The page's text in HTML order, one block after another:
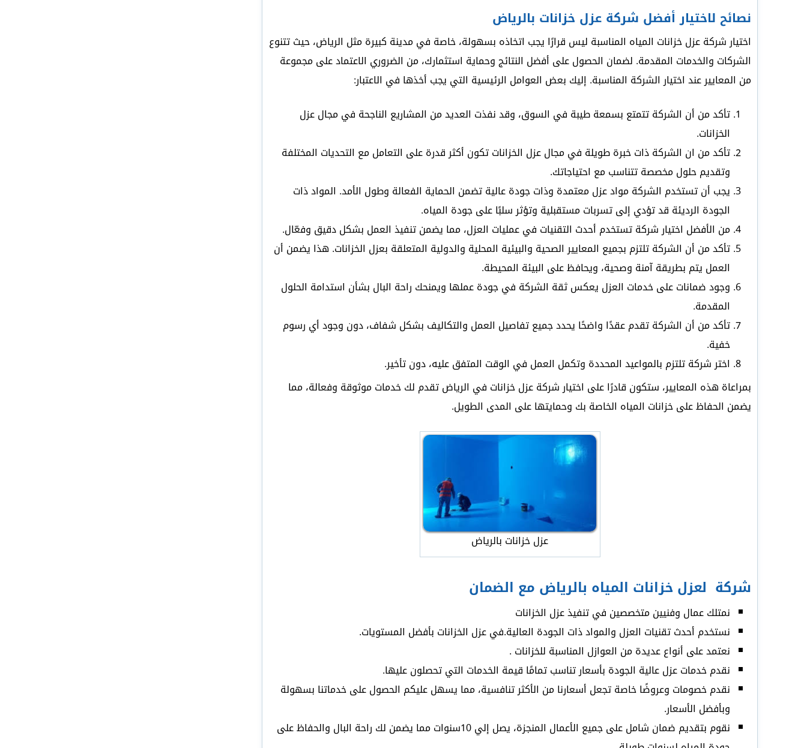
نصائح لاختيار أفضل شركة عزل خزانات بالرياض
اختيار شركة عزل خزانات المياه المناسبة ليس قرارًا يجب اتخاذه بسهولة، خاصة في مدينة كبيرة مثل الرياض، حيث تتنوع
الشركات والخدمات المقدمة. لضمان الحصول على أفضل النتائج وحماية استثمارك، من الضروري الاعتماد على مجموعة
من المعايير عند اختيار الشركة المناسبة. إليك بعض العوامل الرئيسية التي يجب أخذها في الاعتبار:
تأكد من أن الشركة تتمتع بسمعة طيبة في السوق، وقد نفذت العديد من المشاريع الناجحة في مجال عزل
الخزانات.
تأكد من ان الشركة ذات خبرة طويلة في مجال عزل الخزانات تكون أكثر قدرة على التعامل مع التحديات المختلفة
وتقديم حلول مخصصة تتناسب مع احتياجاتك.
يجب أن تستخدم الشركة مواد عزل معتمدة وذات جودة عالية تضمن الحماية الفعالة وطول الأمد. المواد ذات
الجودة الرديئة قد تؤدي إلى تسربات مستقبلية وتؤثر سلبًا على جودة المياه.
من الأفضل اختيار شركة تستخدم أحدث التقنيات في عمليات العزل، مما يضمن تنفيذ العمل بشكل دقيق وفعّال.
تأكد من أن الشركة تلتزم بجميع المعايير الصحية والبيئية المحلية والدولية المتعلقة بعزل الخزانات. هذا يضمن أن
العمل يتم بطريقة آمنة وصحية، ويحافظ على البيئة المحيطة.
وجود ضمانات على خدمات العزل يعكس ثقة الشركة في جودة عملها ويمنحك راحة البال بشأن استدامة الحلول
المقدمة.
تأكد من أن الشركة تقدم عقدًا واضحًا يحدد جميع تفاصيل العمل والتكاليف بشكل شفاف، دون وجود أي رسوم
خفية.
اختر شركة تلتزم بالمواعيد المحددة وتكمل العمل في الوقت المتفق عليه، دون تأخير.
بمراعاة هذه المعايير، ستكون قادرًا على اختيار شركة عزل خزانات في الرياض تقدم لك خدمات موثوقة وفعالة، مما
يضمن الحفاظ على خزانات المياه الخاصة بك وحمايتها على المدى الطويل.
عزل خزانات بالرياض
شركة لعزل خزانات المياه بالرياض مع الضمان
نمتلك عمال وفنيين متخصصين في تنفيذ عزل الخزانات
نستخدم أحدث تقنيات العزل والمواد ذات الجودة العالية.في عزل الخزانات بأفضل المستويات.
نعتمد على أنواع عديدة من العوازل المناسبة للخزانات .
نقدم خدمات عزل عالية الجودة بأسعار تناسب تمامًا قيمة الخدمات التي تحصلون عليها.
نقدم خصومات وعروضًا خاصة تجعل أسعارنا من الأكثر تنافسية، مما يسهل عليكم الحصول على خدماتنا بسهولة
وبأفضل الأسعار.
نقوم بتقديم ضمان شامل على جميع الأعمال المنجزة، يصل إلي 10سنوات مما يضمن لك راحة البال والحفاظ على